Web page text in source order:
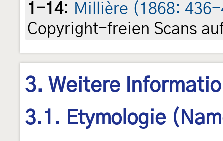
1-14: Millière (1868:
Copyright-freien Scans
3. Weitere
3.1. Etymologie